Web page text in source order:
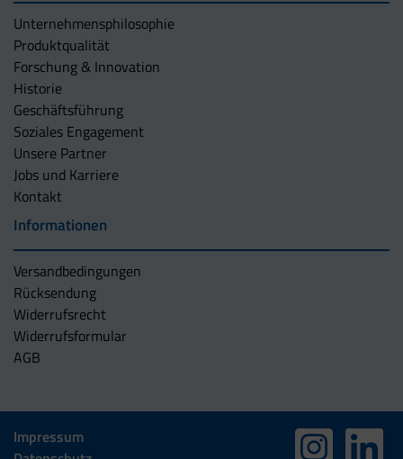
Unternehmens­philosophie
Produktqualität
Forschung & Innovation
Historie
Geschäftsführung
Soziales Engagement
Unsere Partner
Jobs und Karriere
Kontakt
Informationen
Versandbedingungen
Rücksendung
Widerrufsrecht
Widerrufsformular
AGB
Impressum